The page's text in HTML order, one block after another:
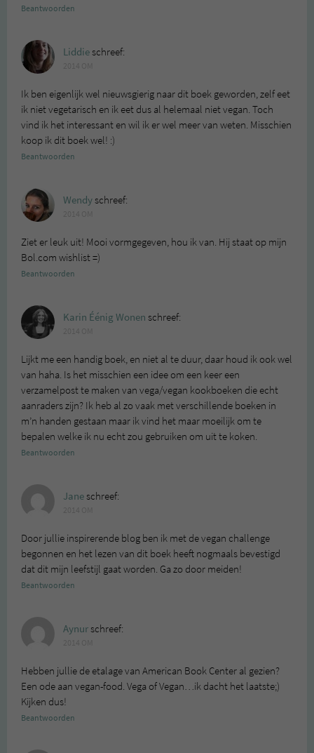
Beantwoorden
Liddieschreef:
Ik ben eigenlijk wel nieuwsgierig naar dit boek geworden, zelf eet
ik niet vegetarisch en ik eet dus al helemaal niet vegan. Toch
vind ik het interessant en wil ik er wel meer van weten. Misschien
koop ik dit boek wel! :)
Beantwoorden
Wendyschreef:
Ziet er leuk uit! Mooi vormgegeven, hou ik van. Hij staat op mijn
Bol.com wishlist =)
Beantwoorden
Karin Éénig Wonen schreef:
Lijkt me een handig boek, en niet al te duur, daar houd ik ook wel
van haha. Is het misschien een idee om een keer een
verzamelpost te maken van vega/vegan kookboeken die echt
aanraders zijn? Ik heb al zo vaak met verschillende boeken in
m’n handen gestaan maar ik vind het maar moeilijk om te
bepalen welke ik nu echt zou gebruiken om uit te koken.
Beantwoorden
Janeschreef:
Door jullie inspirerende blog ben ik met de vegan challenge
begonnen en het lezen van dit boek heeft nogmaals bevestigd
dat dit mijn leefstijl gaat worden. Ga zo door meiden!
Beantwoorden
Aynurschreef:
Hebben jullie de etalage van American Book Center al gezien?
Een ode aan vegan-food. Vega of Vegan…ik dacht het laatste;)
Kijken dus!
Beantwoorden